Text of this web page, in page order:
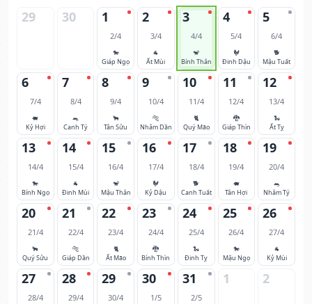
29 30 1
2/4
🐎
Giáp Ngọ
2
3/4
🐐
Ất Mùi
3
4/4
🐒
Bính Thân
4
5/4
🐓
Đinh Dậu
5
6/4
🐕
Mậu Tuất
6
7/4
🐖
Kỷ Hợi
7
8/4
🐀
Canh Tý
8
9/4
🐂
Tân Sửu
9
10/4
🐅
Nhâm Dần
10
11/4
🐈
Quý Mão
11
12/4
🐉
Giáp Thìn
12
13/4
🐍
Ất Tỵ
13
14/4
🐎
Bính Ngọ
14
15/4
🐐
Đinh Mùi
15
16/4
🐒
Mậu Thân
16
17/4
🐓
Kỷ Dậu
17
18/4
🐕
Canh Tuất
18
19/4
🐖
Tân Hợi
19
20/4
🐀
Nhâm Tý
20
21/4
🐂
Quý Sửu
21
22/4
🐅
Giáp Dần
22
23/4
🐈
Ất Mão
23
24/4
🐉
Bính Thìn
24
25/4
🐍
Đinh Tỵ
25
26/4
🐎
Mậu Ngọ
26
27/4
🐐
Kỷ Mùi
27
28/4
28
29/4
29
30/4
30
1/5
31
2/5
1 2